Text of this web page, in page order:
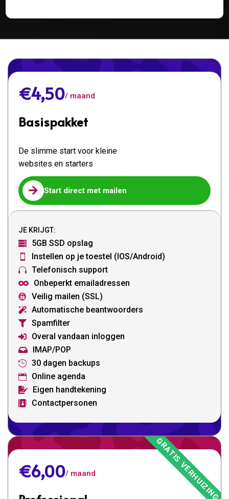
€4,50/ maand
Basispakket
De slimme start voor kleine
websites en starters
 Start direct met mailen
JE KRIJGT:

5GB SSD opslag
 Instellen op je toestel (IOS/Android)
 Telefonisch support
 Onbeperkt emailadressen
 Veilig mailen (SSL)
 Automatische beantwoorders
 Spamfilter
 Overal vandaan inloggen
 IMAP/POP
 30 dagen backups
 Online agenda
 Eigen handtekening
 Contactpersonen
€6,00/ maand